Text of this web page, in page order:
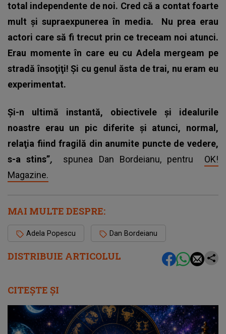
DISTRIBUIE ARTICOLUL
total independente de noi. Cred că a contat foarte
mult şi supraexpunerea în media. Nu prea erau
actori care să fi trecut prin ce treceam noi atunci.
Erau momente în care eu cu Adela mergeam pe
stradă însoţiţi! Şi cu genul ăsta de trai, nu eram eu
experimentat.
Şi-n ultimă instantă, obiectivele şi idealurile
noastre erau un pic diferite şi atunci, normal,
relaţia fiind fragilă din anumite puncte de vedere,
s-a stins”, spunea Dan Bordeianu, pentru OK!
Magazine.
MAI MULTE DESPRE:
Adela Popescu Dan Bordeianu
CITEȘTE ȘI